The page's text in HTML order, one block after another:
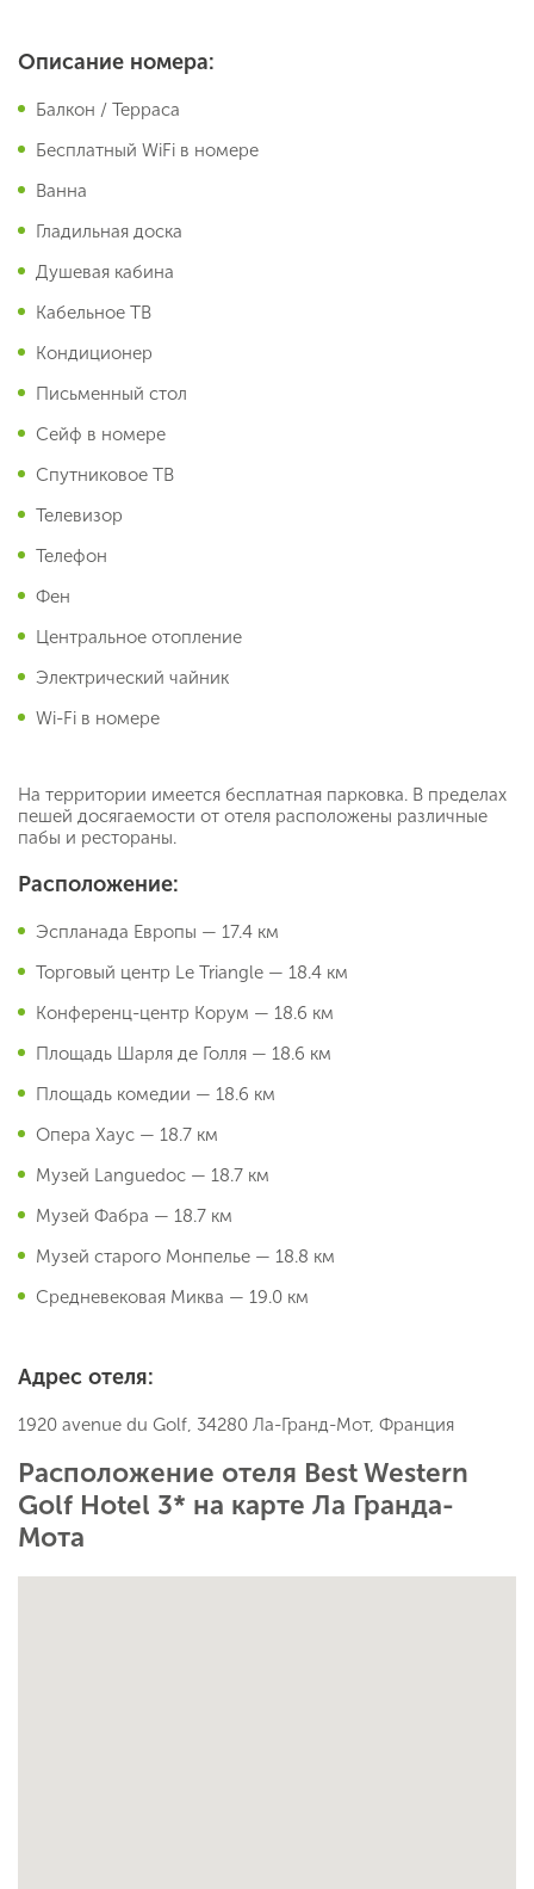
Описание номера:
Балкон / Терраса
Бесплатный WiFi в номере
Ванна
Гладильная доска
Душевая кабина
Кабельное ТВ
Кондиционер
Письменный стол
Сейф в номере
Спутниковое ТВ
Телевизор
Телефон
Фен
Центральное отопление
Электрический чайник
Wi-Fi в номере
На территории имеется бесплатная парковка. В пределах
пешей досягаемости от отеля расположены различные
пабы и рестораны.
Расположение:
Эспланада Европы — 17.4 км
Торговый центр Le Triangle — 18.4 км
Конференц-центр Корум — 18.6 км
Площадь Шарля де Голля — 18.6 км
Площадь комедии — 18.6 км
Опера Хаус — 18.7 км
Музей Languedoc — 18.7 км
Музей Фабра — 18.7 км
Музей старого Монпелье — 18.8 км
Средневековая Миква — 19.0 км
Адрес отеля:
1920 avenue du Golf, 34280 Ла-Гранд-Мот, Франция
Расположение отеля Best Western
Golf Hotel 3* на карте Ла Гранда-
Мота